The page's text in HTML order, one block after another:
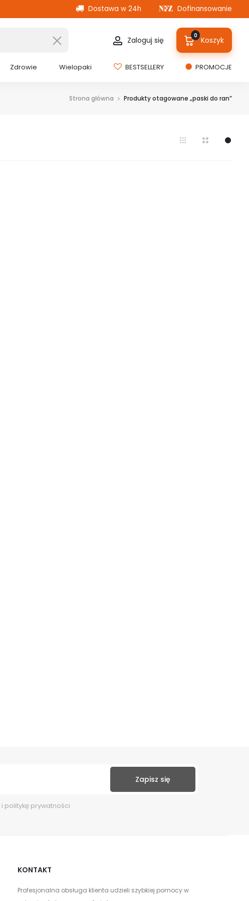
Dostawa w 24h Dofinansowanie
Zaloguj się 0 Koszyk
Zdrowie Wielopaki BESTSELLERY PROMOCJE
Strona główna Produkty otagowane „paski do ran”
i politykę prywatności
KONTAKT
Profesjonalna obsługa klienta udzieli szybkiej pomocy w